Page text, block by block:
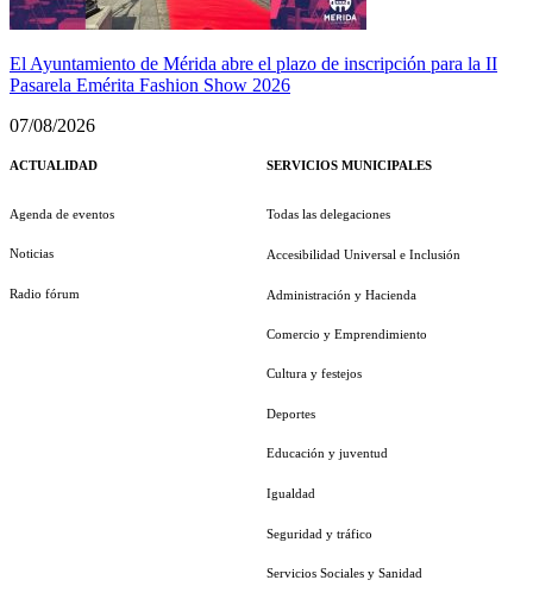
El Ayuntamiento de Mérida abre el plazo de inscripción para la II
Pasarela Emérita Fashion Show 2026
07/08/2026
ACTUALIDAD
Agenda de eventos
Noticias
Radio fórum
SERVICIOS MUNICIPALES
Todas las delegaciones
Accesibilidad Universal e Inclusión
Administración y Hacienda
Comercio y Emprendimiento
Cultura y festejos
Deportes
Educación y juventud
Igualdad
Seguridad y tráfico
Servicios Sociales y Sanidad